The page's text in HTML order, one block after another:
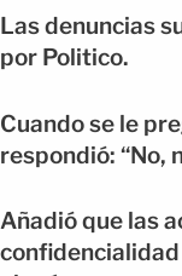
Las denuncias
por Politico.
Cuando se le
respondió: “No,
Añadió que las
confidencialidad